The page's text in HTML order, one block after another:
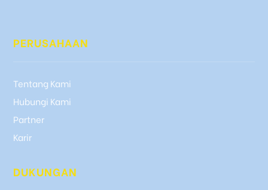
PERUSAHAAN
Tentang Kami
Hubungi Kami
Partner
Karir
DUKUNGAN